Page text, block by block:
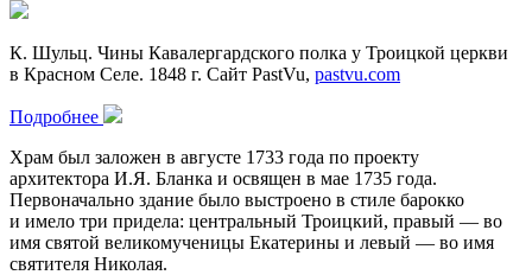
К. Шульц. Чины Кавалергардского полка у Троицкой церкви
в Красном Селе. 1848 г. Сайт PastVu, pastvu.com
Подробнее
Храм был заложен в августе 1733 года по проекту
архитектора И.Я. Бланка и освящен в мае 1735 года.
Первоначально здание было выстроено в стиле барокко
и имело три придела: центральный Троицкий, правый — во
имя святой великомученицы Екатерины и левый — во имя
святителя Николая.